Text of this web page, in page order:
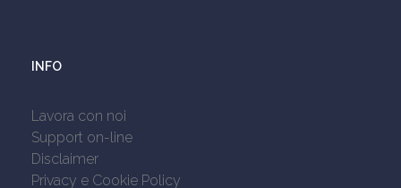
INFO
Lavora con noi
Support on-line
Disclaimer
Privacy e Cookie Policy